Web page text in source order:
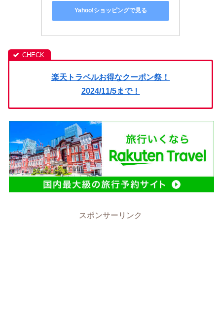
Yahoo!ショッピングで見る
楽天トラベルお得なクーポン祭！
2024/11/5まで！
スポンサーリンク